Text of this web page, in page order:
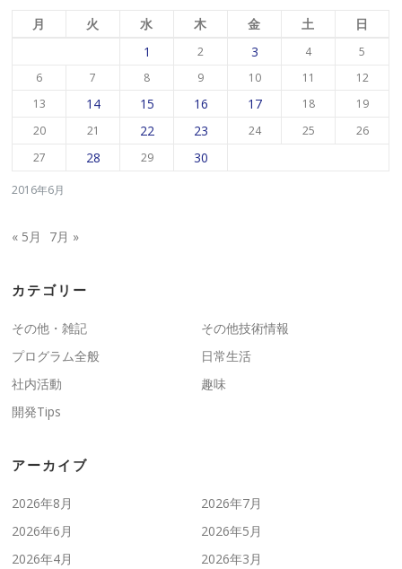
2016年6月
月 火 水 木 金 土
日
1
2 3 4
5
6
7 8 9 10 11
12
13
14 15 16 17 18
19
20
21 22 23 24 25
26
27
28 29 30
« 5月 7月 »
カテゴリー
その他・雑記
その他技術情報
プログラム全般
日常生活
社内活動
趣味
開発Tips
アーカイブ
2026年8月
2026年7月
2026年6月
2026年5月
2026年4月
2026年3月